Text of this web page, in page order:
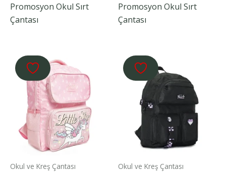
Promosyon Okul Sırt
Çantası
Promosyon Okul Sırt
Çantası
Okul ve Kreş Çantası Okul ve Kreş Çantası